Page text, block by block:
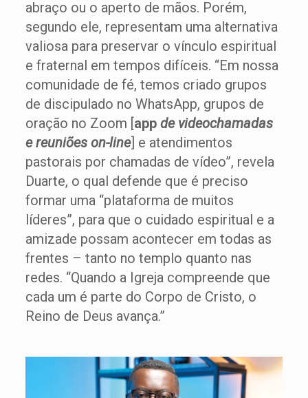
abraço ou o aperto de mãos. Porém,
segundo ele, representam uma alternativa
valiosa para preservar o vínculo espiritual
e fraternal em tempos difíceis. “Em nossa
comunidade de fé, temos criado grupos
de discipulado no WhatsApp, grupos de
oração no Zoom [app de videochamadas
e reuniões on-line] e atendimentos
pastorais por chamadas de vídeo”, revela
Duarte, o qual defende que é preciso
formar uma “plataforma de muitos
líderes”, para que o cuidado espiritual e a
amizade possam acontecer em todas as
frentes – tanto no templo quanto nas
redes. “Quando a Igreja compreende que
cada um é parte do Corpo de Cristo, o
Reino de Deus avança.”